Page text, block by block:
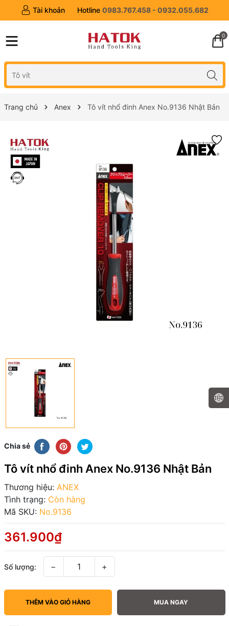
Tài khoản Hotline 0983.767.458 - 0932.055.682
0
Trang chủ Anex Tô vít nhổ đinh Anex No.9136 Nhật Bản
Chia sẻ
Tô vít nhổ đinh Anex No.9136 Nhật Bản
Thương hiệu: ANEX
Tình trạng: Còn hàng
Mã SKU: No.9136
361.900₫
Số lượng: − +
THÊM VÀO GIỎ HÀNG MUA NGAY